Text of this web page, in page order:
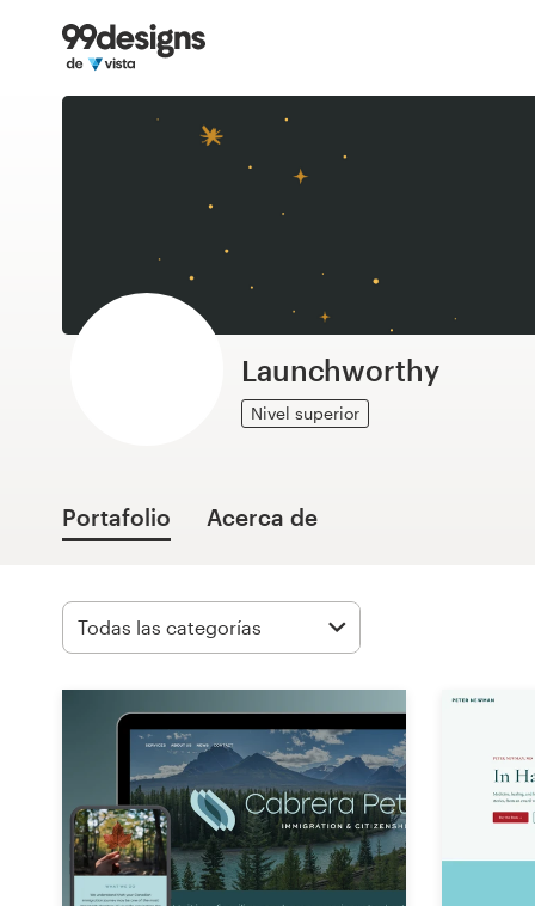
Launchworthy
Nivel superior
Portafolio Acerca de
Inicio
Explorar categorías
Inspiración
diseño
Proyectos 1-1
Encontrar un diseñador
Descubra la inspiración
99designs Studio
99designs Pro